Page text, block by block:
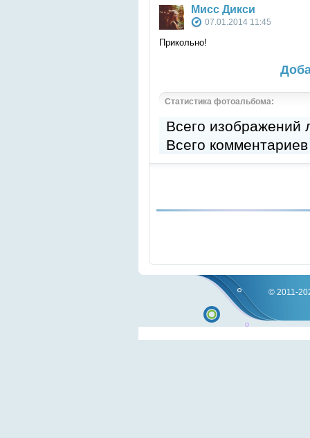
Мисс Дикси
07.01.2014 11:45
Прикольно!
Статистика фотоальбома:
Всего
Всего
© 2011-